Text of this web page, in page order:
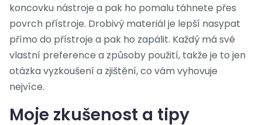
koncovku nástroje a pak ho pomalu táhnete přes
povrch přístroje. Drobivý materiál je lepší nasypat
přímo do přístroje a pak ho zapálit. Každý má své
vlastní preference a způsoby použití, takže je to jen
otázka vyzkoušení a zjištění, co vám vyhovuje
nejvíce.
Moje zkušenost a tipy